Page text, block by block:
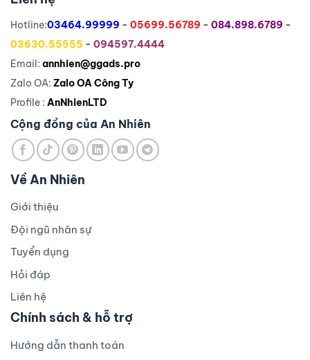
Hotline:03464.99999 - 05699.56789 - 084.898.6789 -
03630.55555 - 094597.4444
Email: annhien@ggads.pro
Zalo OA: Zalo OA Công Ty
Profile : AnNhienLTD
Cộng đồng của An Nhiên
Về An Nhiên
Giới thiệu
Đội ngũ nhân sự
Tuyển dụng
Hỏi đáp
Liên hệ
Chính sách & hỗ trợ
Hướng dẫn thanh toán